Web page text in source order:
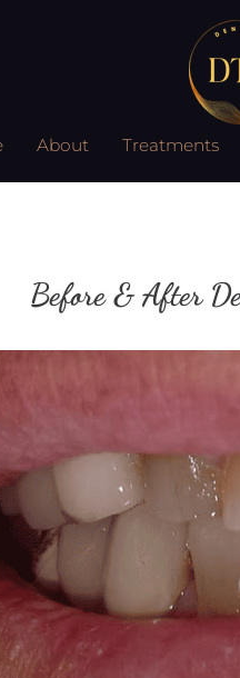
About Treatments
Before & After